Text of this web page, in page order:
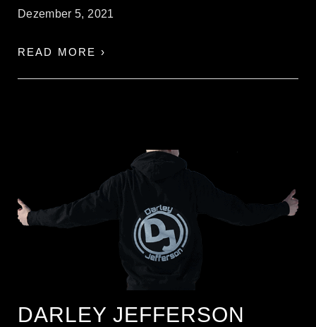
Dezember 5, 2021
READ MORE ›
DARLEY JEFFERSON